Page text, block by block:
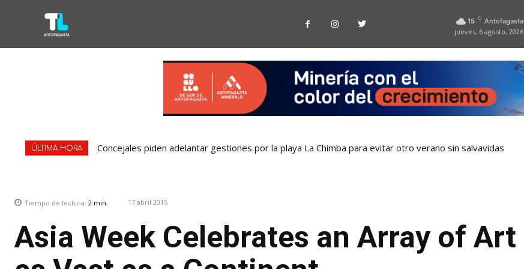
15 C Antofagasta
jueves, 6 agosto, 2026
ÚLTIMA HORA Concejales piden adelantar gestiones por la playa La Chimba para evitar otro verano sin salvavidas
Tiempo de lectura: 2 min. 17 abril 2015
Asia Week Celebrates an Array of Art